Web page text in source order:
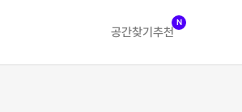
공간찾기 추천
N